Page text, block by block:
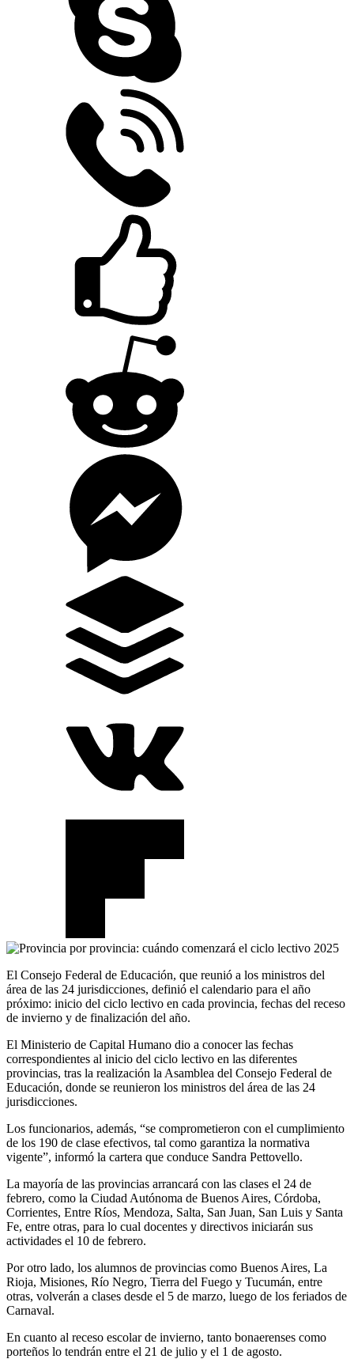
El Consejo Federal de Educación, que reunió a los ministros del
área de las 24 jurisdicciones, definió el calendario para el año
próximo: inicio del ciclo lectivo en cada provincia, fechas del receso
de invierno y de finalización del año.
El Ministerio de Capital Humano dio a conocer las fechas
correspondientes al inicio del ciclo lectivo en las diferentes
provincias, tras la realización la Asamblea del Consejo Federal de
Educación, donde se reunieron los ministros del área de las 24
jurisdicciones.
Los funcionarios, además, “se comprometieron con el cumplimiento
de los 190 de clase efectivos, tal como garantiza la normativa
vigente”, informó la cartera que conduce Sandra Pettovello.
La mayoría de las provincias arrancará con las clases el 24 de
febrero, como la Ciudad Autónoma de Buenos Aires, Córdoba,
Corrientes, Entre Ríos, Mendoza, Salta, San Juan, San Luis y Santa
Fe, entre otras, para lo cual docentes y directivos iniciarán sus
actividades el 10 de febrero.
Por otro lado, los alumnos de provincias como Buenos Aires, La
Rioja, Misiones, Río Negro, Tierra del Fuego y Tucumán, entre
otras, volverán a clases desde el 5 de marzo, luego de los feriados de
Carnaval.
En cuanto al receso escolar de invierno, tanto bonaerenses como
porteños lo tendrán entre el 21 de julio y el 1 de agosto.